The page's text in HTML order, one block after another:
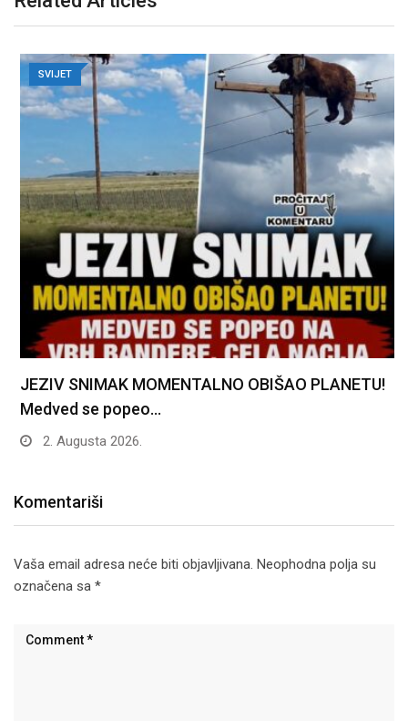
SVIJET
JEZIV SNIMAK MOMENTALNO OBIŠAO PLANETU!
Medved se popeo…
2. Augusta 2026.
Komentariši
Vaša email adresa neće biti objavljivana. Neophodna polja su
označena sa *